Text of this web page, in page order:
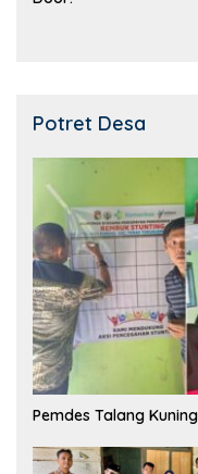
Potret Desa
Pemdes Talang